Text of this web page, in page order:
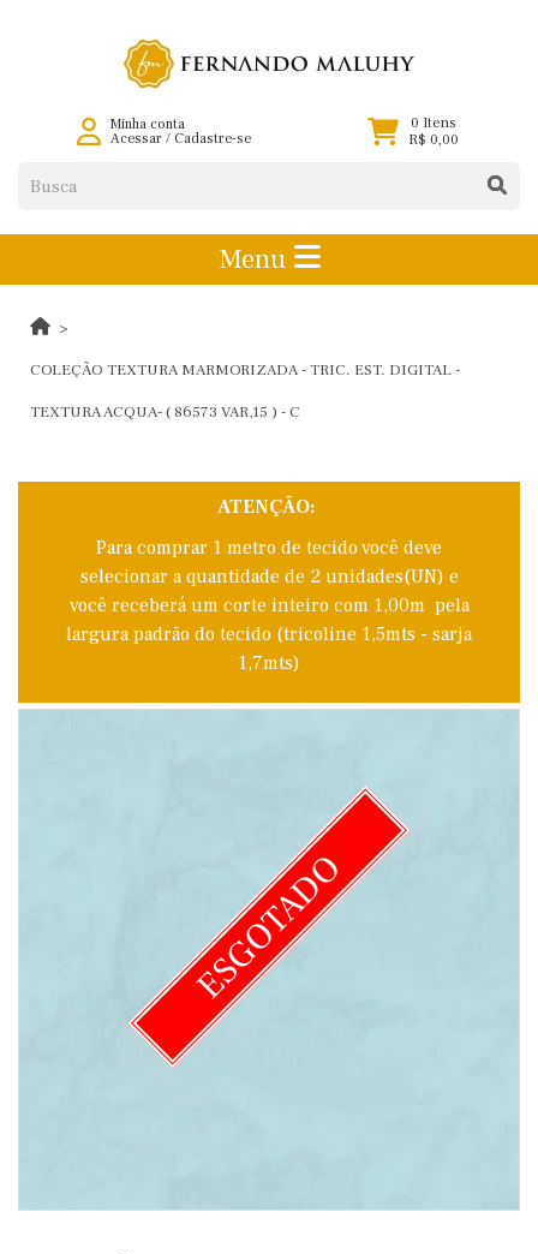
Minha conta
Acessar/ Cadastre-se
0 Itens
R$ 0,00
Menu
COLEÇÃO TEXTURA MARMORIZADA - TRIC. EST. DIGITAL -
TEXTURA ACQUA- ( 86573 VAR,15 ) - C
ATENÇÃO:
Para comprar 1 metro de tecido você deve
selecionar a quantidade de 2 unidades(UN) e
você receberá um corte inteiro com 1,00m pela
largura padrão do tecido (tricoline 1,5mts - sarja
1,7mts)
ESGOTADO